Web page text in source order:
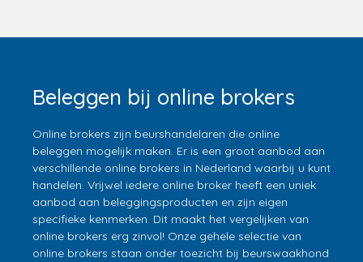
Beleggen bij online brokers
Online brokers zijn beurshandelaren die online
beleggen mogelijk maken. Er is een groot aanbod aan
verschillende online brokers in Nederland waarbij u kunt
handelen. Vrijwel iedere online broker heeft een uniek
aanbod aan beleggingsproducten en zijn eigen
specifieke kenmerken. Dit maakt het vergelijken van
online brokers erg zinvol! Onze gehele selectie van
online brokers staan onder toezicht bij beurswaakhond